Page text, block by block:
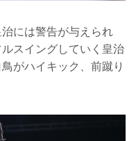
には警告が与えられ
スイングしていく皇治
がハイキック、前蹴り